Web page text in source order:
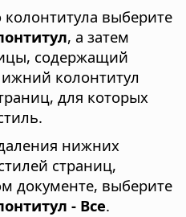
выберите
, а затем
содержащий
колонтитул
для которых
нижних
страниц,
документе, выберите
- Все.